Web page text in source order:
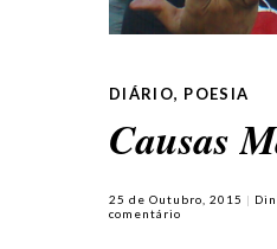
DIÁRIO, POESIA
Causas
25 de Outubro, 2015
comentário